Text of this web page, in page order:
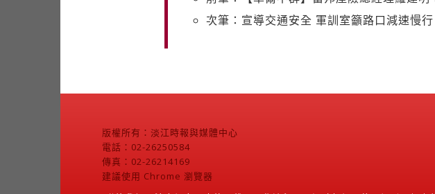
次筆：宣導交通安全 軍訓室籲路口減速慢行
版權所有：淡江時報與媒體中心
電話：02-26250584
傳真：02-26214169
建議使用 Chrome 瀏覽器